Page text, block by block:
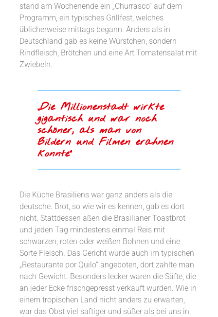
stand am Wochenende ein „Churrasco“ auf dem
Programm, ein typisches Grillfest, welches
üblicherweise mittags begann. Anders als in
Deutschland gab es keine Würstchen, sondern
Rindfleisch, Brötchen und eine Art Tomatensalat mit
Zwiebeln.
„Die Millionenstadt wirkte
gigantisch und war noch
schöner, als man von
Bildern und Filmen erahnen
konnte“
Die Küche Brasiliens war ganz anders als die
deutsche. Brot, so wie wir es kennen, gab es dort
nicht. Stattdessen aßen die Brasilianer Toastbrot
und jeden Tag mindestens einmal Reis mit
schwarzen, roten oder weißen Bohnen und eine
Sorte Fleisch. Das Gericht wurde auch im typischen
„Restaurante por Quilo“ angeboten, dort zahlte man
nach Gewicht. Besonders lecker waren die Säfte, die
an jeder Ecke frischgepresst verkauft wurden. Wie in
einem tropischen Land nicht anders zu erwarten,
war das Obst viel saftiger und süßer als bei uns in